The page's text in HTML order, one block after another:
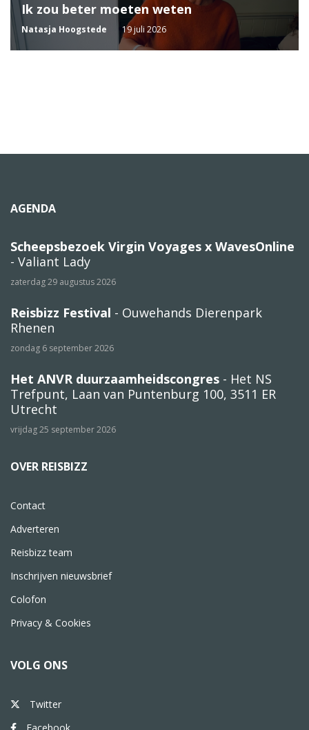
Ik zou beter moeten weten
Natasja Hoogstede 19 juli 2026
AGENDA
Scheepsbezoek Virgin Voyages x WavesOnline
- Valiant Lady
zaterdag 29 augustus 2026
Reisbizz Festival - Ouwehands Dierenpark
Rhenen
zondag 6 september 2026
Het ANVR duurzaamheidscongres - Het NS
Trefpunt, Laan van Puntenburg 100, 3511 ER
Utrecht
vrijdag 25 september 2026
OVER REISBIZZ
Contact
Adverteren
Reisbizz team
Inschrijven nieuwsbrief
Colofon
Privacy & Cookies
VOLG ONS
Twitter